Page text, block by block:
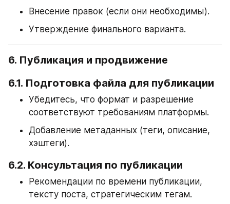
Внесение правок (если они необходимы).
Утверждение финального варианта.
6. Публикация и продвижение
6.1. Подготовка файла для публикации
Убедитесь, что формат и разрешение
соответствуют требованиям платформы.
Добавление метаданных (теги, описание,
хэштеги).
6.2. Консультация по публикации
Рекомендации по времени публикации,
тексту поста, стратегическим тегам.